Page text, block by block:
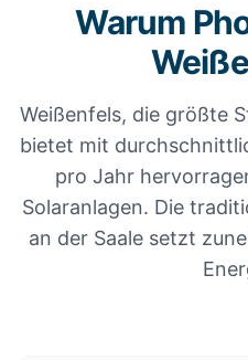
Warum
Weißenfels, die größte
bietet mit
pro Jahr
Solaranlagen. Die
an der Saale setzt